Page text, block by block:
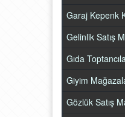
Garaj Kepenk
Gelinlik Satış
Gıda
Giyim
Gözlük Satış